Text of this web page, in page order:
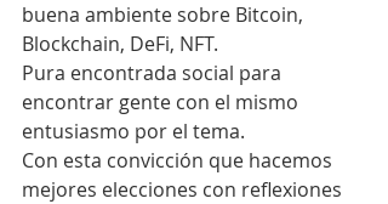
buena ambiente sobre Bitcoin,
Blockchain, DeFi, NFT.
Pura encontrada social para
encontrar gente con el mismo
entusiasmo por el tema.
Con esta convicción que hacemos
mejores elecciones con reflexiones